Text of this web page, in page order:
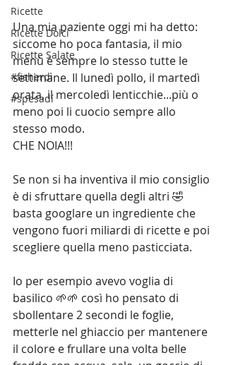
Ricette
Ricette Dolci
Ricette Salate
#fisherdì
#spesadí
Una mia paziente oggi mi ha detto:
siccome ho poca fantasia, il mio
menù è sempre lo stesso tutte le
settimane. Il lunedì pollo, il martedì
orata, il mercoledì lenticchie...più o
meno poi li cuocio sempre allo
stesso modo.
CHE NOIA!!!
Se non si ha inventiva il mio consiglio
è di sfruttare quella degli altri 🤣
basta googlare un ingrediente che
vengono fuori miliardi di ricette e poi
scegliere quella meno pasticciata.
Io per esempio avevo voglia di
basilico 🌱🌱 così ho pensato di
sbollentare 2 secondi le foglie,
metterle nel ghiaccio per mantenere
il colore e frullare una volta belle